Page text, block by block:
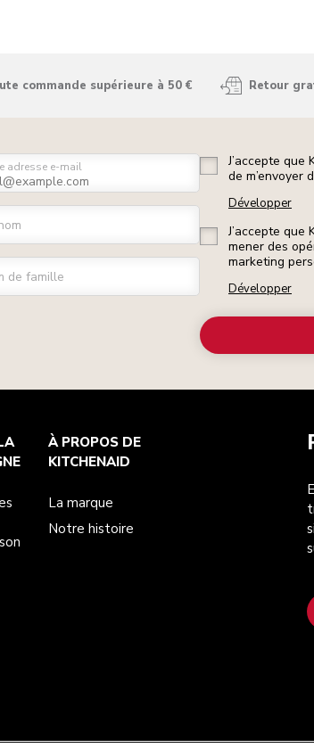
commande supérieure à 50 € Retour
adresse e-mail
de famille
J’accepte
de m’envoyer
Développer
J’accepte
mener des
marketing
Développer
À PROPOS DE
KITCHENAID
La marque
Notre histoire